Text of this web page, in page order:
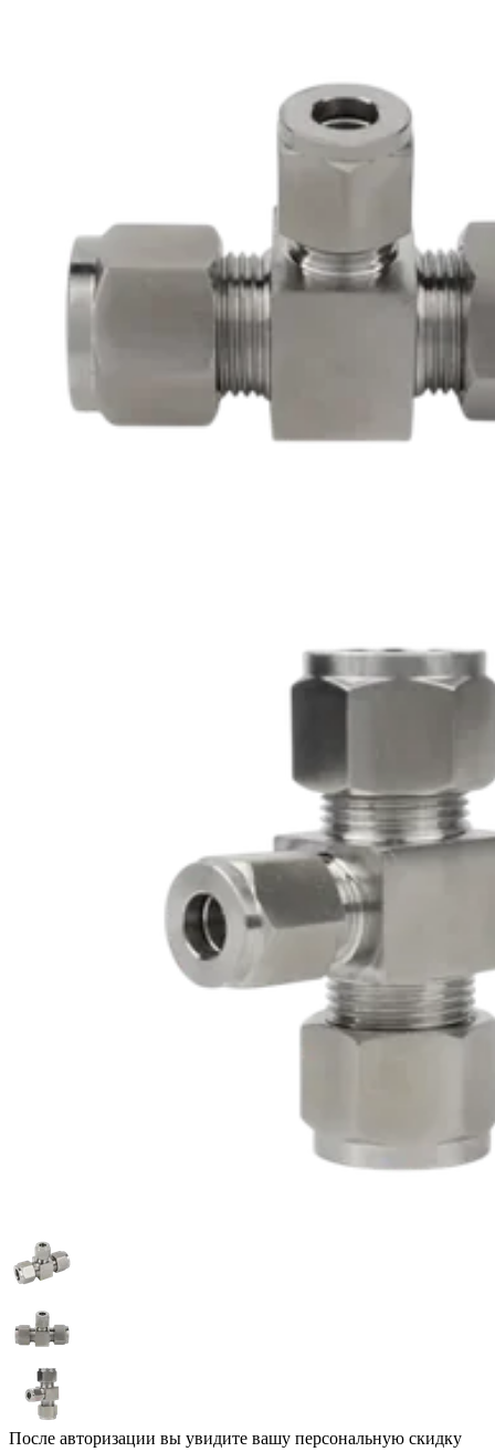
После авторизации вы увидите вашу персональную скидку